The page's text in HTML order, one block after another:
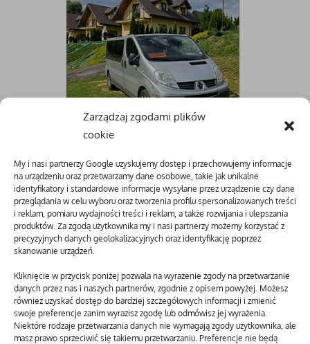
Zarządzaj zgodami plików
cookie
My i nasi partnerzy Google uzyskujemy dostęp i przechowujemy informacje
na urządzeniu oraz przetwarzamy dane osobowe, takie jak unikalne
identyfikatory i standardowe informacje wysyłane przez urządzenie czy dane
przeglądania w celu wyboru oraz tworzenia profilu spersonalizowanych treści
i reklam, pomiaru wydajności treści i reklam, a także rozwijania i ulepszania
produktów. Za zgodą użytkownika my i nasi partnerzy możemy korzystać z
precyzyjnych danych geolokalizacyjnych oraz identyfikację poprzez
skanowanie urządzeń.
Kliknięcie w przycisk poniżej pozwala na wyrażenie zgody na przetwarzanie
danych przez nas i naszych partnerów, zgodnie z opisem powyżej. Możesz
również uzyskać dostęp do bardziej szczegółowych informacji i zmienić
swoje preferencje zanim wyrazisz zgodę lub odmówisz jej wyrażenia.
Niektóre rodzaje przetwarzania danych nie wymagają zgody użytkownika, ale
masz prawo sprzeciwić się takiemu przetwarzaniu. Preferencje nie będą